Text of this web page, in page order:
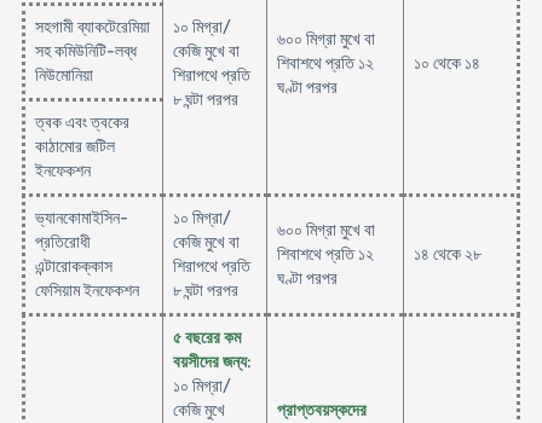
১০ মিগ্রা/
কেজি মুখে বা
শিরাপথে প্রতি
৮ ঘন্টা পরপর
৬০০ মিগ্রা মুখে বা
শিবাশথে প্রতি ১২
ঘণ্টা পরপর
১০ থেকে ১৪
সহগামী ব্যাকটেরেমিয়া
সহ কমিউনিটি-লব্ধ
নিউমোনিয়া
ত্বক এবং ত্বকের
কাঠামোর জটিল
ইনফেকশন
ভ্যানকোমাইসিন-
প্রতিরোধী
এন্টারোকক্কাস
ফেসিয়াম ইনফেকশন
১০ মিগ্রা/
কেজি মুখে বা
শিরাপথে প্রতি
৮ ঘন্টা পরপর
৬০০ মিগ্রা মুখে বা
শিবাশথে প্রতি ১২
ঘণ্টা পরপর
১৪ থেকে ২৮
৫ বছরের কম
বয়সীদের জন্য:
১০ মিগ্রা/
কেজি মুখে
প্রাপ্তবয়স্কদের